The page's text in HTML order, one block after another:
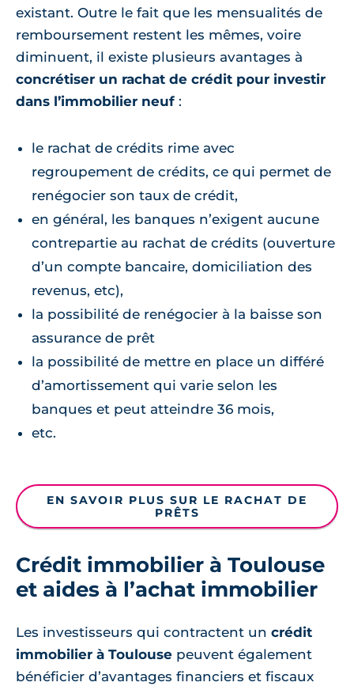
existant. Outre le fait que les mensualités de
remboursement restent les mêmes, voire
diminuent, il existe plusieurs avantages à
concrétiser un rachat de crédit pour investir
dans l’immobilier neuf :
le rachat de crédits rime avec
regroupement de crédits, ce qui permet de
renégocier son taux de crédit,
en général, les banques n’exigent aucune
contrepartie au rachat de crédits (ouverture
d’un compte bancaire, domiciliation des
revenus, etc),
la possibilité de renégocier à la baisse son
assurance de prêt
la possibilité de mettre en place un différé
d’amortissement qui varie selon les
banques et peut atteindre 36 mois,
etc.
EN SAVOIR PLUS SUR LE RACHAT DE
PRÊTS
Crédit immobilier à Toulouse
et aides à l’achat immobilier
Les investisseurs qui contractent un crédit
immobilier à Toulouse peuvent également
bénéficier d’avantages financiers et fiscaux